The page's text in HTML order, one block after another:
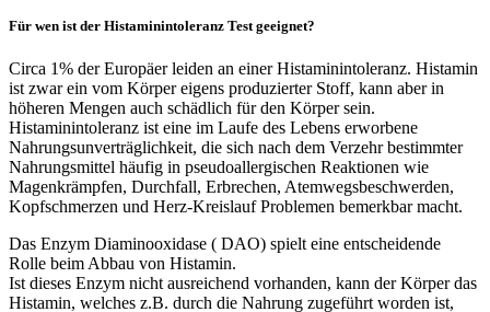
Für wen ist der Histaminintoleranz Test geeignet?
Circa 1% der Europäer leiden an einer Histaminintoleranz. Histamin
ist zwar ein vom Körper eigens produzierter Stoff, kann aber in
höheren Mengen auch schädlich für den Körper sein.
Histaminintoleranz ist eine im Laufe des Lebens erworbene
Nahrungsunverträglichkeit, die sich nach dem Verzehr bestimmter
Nahrungsmittel häufig in pseudoallergischen Reaktionen wie
Magenkrämpfen, Durchfall, Erbrechen, Atemwegsbeschwerden,
Kopfschmerzen und Herz-Kreislauf Problemen bemerkbar macht.
Das Enzym Diaminooxidase ( DAO) spielt eine entscheidende
Rolle beim Abbau von Histamin.
Ist dieses Enzym nicht ausreichend vorhanden, kann der Körper das
Histamin, welches z.B. durch die Nahrung zugeführt worden ist,